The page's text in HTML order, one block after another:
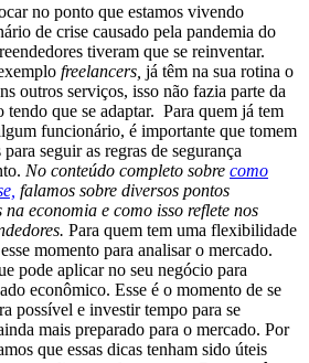
no ponto que estamos vivendo
de crise causado pela pandemia do
tiveram que se reinventar.
freelancers, já têm na sua rotina o
outros serviços, isso não fazia parte da
tendo que se adaptar. Para quem já tem
funcionário, é importante que tomem
seguir as regras de segurança
No conteúdo completo sobre como
falamos sobre diversos pontos
economia e como isso reflete nos
Para quem tem uma flexibilidade
momento para analisar o mercado.
pode aplicar no seu negócio para
econômico. Esse é o momento de se
possível e investir tempo para se
mais preparado para o mercado. Por
que essas dicas tenham sido úteis